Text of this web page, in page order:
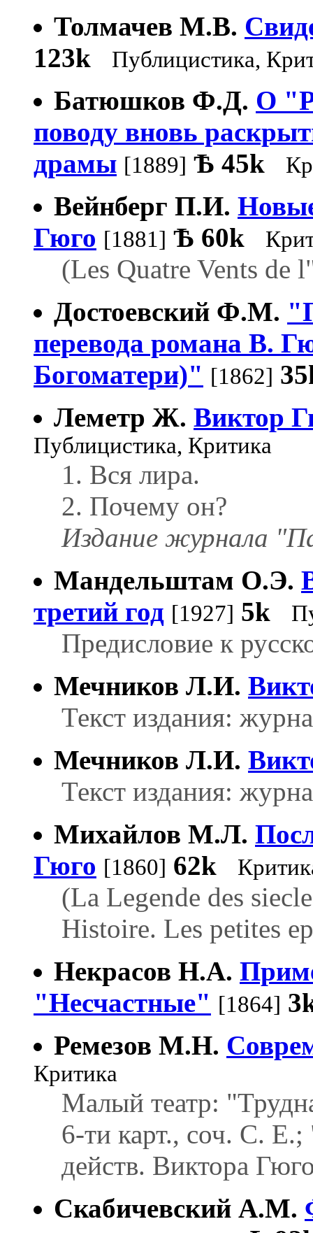
Толмачев М.В.
123k
Публицистика,
Батюшков Ф.Д. О
поводу вновь
драмы [1889] Ѣ 45k
Вейнберг П.И.
Гюго [1881] Ѣ 60k
(Les Quatre Vents de
Достоевский Ф.М.
перевода романа В.
Богоматери)" [1862]
Леметр Ж. Виктор
Публицистика, Критика
1. Вся лира.
2. Почему он?
Издание журнала
Мандельштам О.Э.
третий год [1927] 5k
Предисловие к
Мечников Л.И.
Текст издания:
Мечников Л.И.
Текст издания:
Михайлов М.Л.
Гюго [1860] 62k
(La Legende des
Histoire. Les petites
Некрасов Н.А.
"Несчастные" [1864]
Ремезов М.Н.
Критика
Малый театр:
6-ти карт., соч. С.
действ. Виктора
Скабичевский А.М.